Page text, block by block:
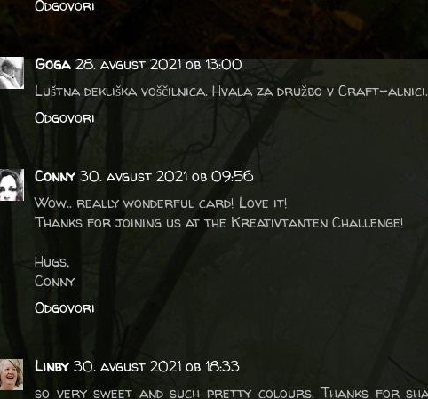
Odgovori
Goga 28. avgust 2021 ob 13:00
Luštna dekliška voščilnica. Hvala za družbo v Craft-
Odgovori
Conny 30. avgust 2021 ob 09:56
Wow.. really wonderful card! Love it!
Thanks for joining us at the Kreativtanten Challenge!
Hugs,
Conny
Odgovori
Linby 30. avgust 2021 ob 18:33
so very sweet and such pretty colours. Thanks for